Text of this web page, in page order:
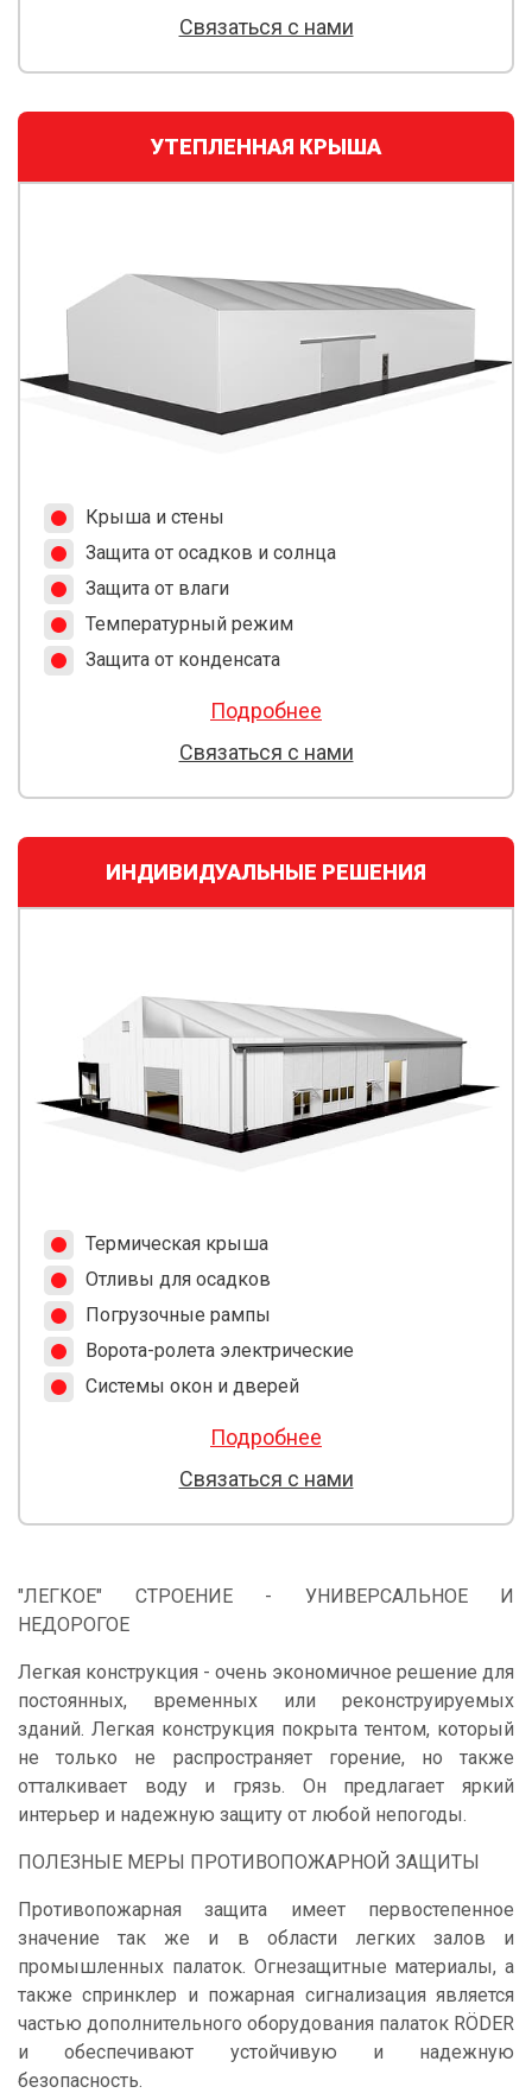
Связаться с нами
УТЕПЛЕННАЯ КРЫША
Крыша и стены
Защита от осадков и солнца
Защита от влаги
Температурный режим
Защита от конденсата
Подробнее
Связаться с нами
ИНДИВИДУАЛЬНЫЕ РЕШЕНИЯ
Термическая крыша
Отливы для осадков
Погрузочные рампы
Ворота-ролета электрические
Системы окон и дверей
Подробнее
Связаться с нами
"ЛЕГКОЕ" СТРОЕНИЕ - УНИВЕРСАЛЬНОЕ И
НЕДОРОГОЕ
Легкая конструкция - очень экономичное решение для
постоянных, временных или реконструируемых
зданий. Легкая конструкция покрыта тентом, который
не только не распространяет горение, но также
отталкивает воду и грязь. Он предлагает яркий
интерьер и надежную защиту от любой непогоды.
ПОЛЕЗНЫЕ МЕРЫ ПРОТИВОПОЖАРНОЙ ЗАЩИТЫ
Противопожарная защита имеет первостепенное
значение так же и в области легких залов и
промышленных палаток. Огнезащитные материалы, а
также спринклер и пожарная сигнализация является
частью дополнительного оборудования палаток RÖDER
и обеспечивают устойчивую и надежную
безопасность.